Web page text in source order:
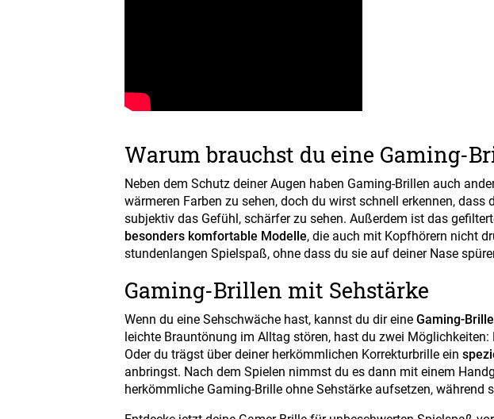
Warum brauchst du eine Gaming-
Neben dem Schutz deiner Augen haben Gaming-Brillen auch
wärmeren Farben zu sehen, doch du wirst schnell erkennen, dass
subjektiv das Gefühl, schärfer zu sehen. Außerdem ist das
besonders komfortable Modelle, die auch mit Kopfhörern nicht
stundenlangen Spielspaß, ohne dass du sie auf deiner Nase
Gaming-Brillen mit Sehstärke
Wenn du eine Sehschwäche hast, kannst du dir eine Gaming-
leichte Brauntönung im Alltag stören, hast du zwei
Oder du trägst über deiner herkömmlichen Korrekturbrille ein
anbringst. Nach dem Spielen nimmst du es dann mit einem
herkömmliche Gaming-Brille ohne Sehstärke aufsetzen, während